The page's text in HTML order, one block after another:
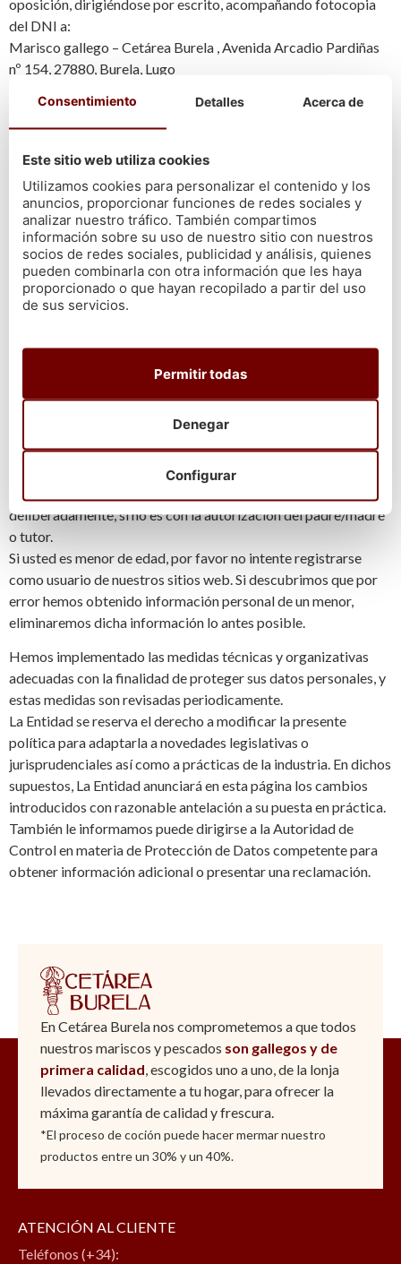
oposición, dirigiéndose por escrito, acompañando fotocopia
del DNI a:
Marisco gallego – Cetárea Burela , Avenida Arcadio Pardiñas
nº 154, 27880, Burela, Lugo
TRANSFERENCIA
INTERNACIONAL
La información personal que recabamos reside España, no se
realizan transferencias internacionales de datos.
ENLACES A SITIOS WEB DE
TERCEROS
En el caso que suministremos enlaces a sitios web que no son
operados ni controlados por nosotros, será puntualmente
DATOS DE MENORES
deliberadamente, si no es con la autorización del padre/madre
o tutor.
Si usted es menor de edad, por favor no intente registrarse
como usuario de nuestros sitios web. Si descubrimos que por
error hemos obtenido información personal de un menor,
eliminaremos dicha información lo antes posible.
Hemos implementado las medidas técnicas y organizativas
adecuadas con la finalidad de proteger sus datos personales, y
estas medidas son revisadas periodicamente.
La Entidad se reserva el derecho a modificar la presente
política para adaptarla a novedades legislativas o
jurisprudenciales así como a prácticas de la industria. En dichos
supuestos, La Entidad anunciará en esta página los cambios
introducidos con razonable antelación a su puesta en práctica.
También le informamos puede dirigirse a la Autoridad de
Control en materia de Protección de Datos competente para
obtener información adicional o presentar una reclamación.
En Cetárea Burela nos comprometemos a que todos
nuestros mariscos y pescados son gallegos y de
primera calidad, escogidos uno a uno, de la lonja
llevados directamente a tu hogar, para ofrecer la
máxima garantía de calidad y frescura.
*El proceso de coción puede hacer mermar nuestro
productos entre un 30% y un 40%.
ATENCIÓN AL CLIENTE
Teléfonos (+34):
Consentimiento Detalles Acerca de
Este sitio web utiliza cookies
Utilizamos cookies para personalizar el contenido y los
anuncios, proporcionar funciones de redes sociales y
analizar nuestro tráfico. También compartimos
información sobre su uso de nuestro sitio con nuestros
socios de redes sociales, publicidad y análisis, quienes
pueden combinarla con otra información que les haya
proporcionado o que hayan recopilado a partir del uso
de sus servicios.
Configurar
Denegar
Permitir todas